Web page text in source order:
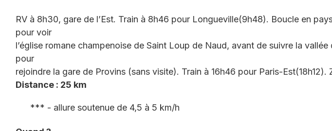
RV à 8h30, gare de l’Est. Train à 8h46 pour Longueville(9h48). Boucle en
pour voir
l’église romane champenoise de Saint Loup de Naud, avant de suivre la vallée
pour
rejoindre la gare de Provins (sans visite). Train à 16h46 pour Paris-Est(18h12).
Distance : 25 km
*** - allure soutenue de 4,5 à 5 km/h